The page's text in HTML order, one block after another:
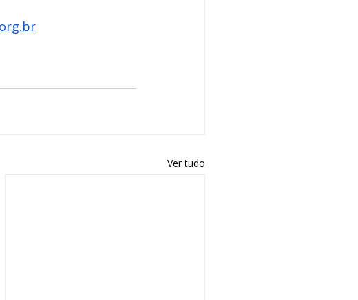
Ver tudo